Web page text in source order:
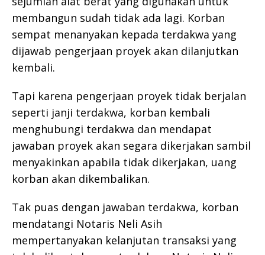
membangun sudah tidak ada lagi. Korban
sempat menanyakan kepada terdakwa yang
dijawab pengerjaan proyek akan dilanjutkan
kembali.
Tapi karena pengerjaan proyek tidak berjalan
seperti janji terdakwa, korban kembali
menghubungi terdakwa dan mendapat
jawaban proyek akan segara dikerjakan sambil
menyakinkan apabila tidak dikerjakan, uang
korban akan dikembalikan.
Tak puas dengan jawaban terdakwa, korban
mendatangi Notaris Neli Asih
mempertanyakan kelanjutan transaksi yang